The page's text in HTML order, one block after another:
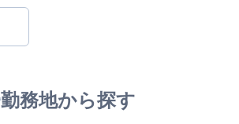
勤務地から探す